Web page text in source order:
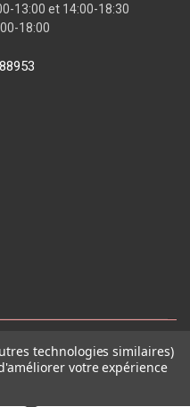
13:00 et 14:00-18:30
18:00
technologies similaires)
votre expérience